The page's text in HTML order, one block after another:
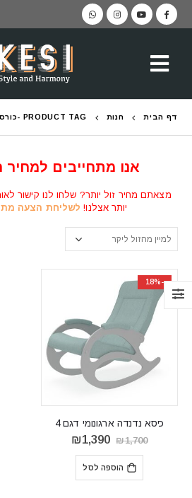
דף הבית חנות PRODUCT TAG -
אנו מתחייבים למחיר
מצאתם מחיר זול יותר? שלחו לנו קישור
יותר אצלנו! לשליחת הצעה
-18%
כיסא נדנדה ארגונומי דגם 4
₪1,700
המחיר
המקורי
היה:
₪1,700.
₪1,390
הוספה לסל